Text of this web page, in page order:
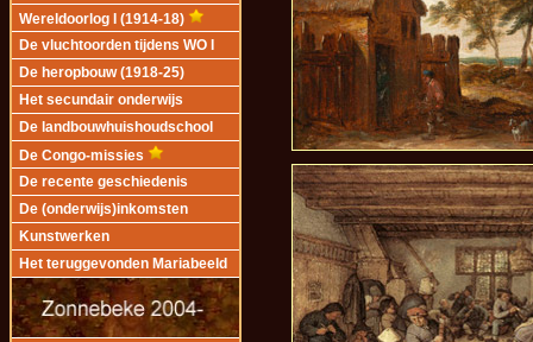
Wereldoorlog I (1914-18)
De vluchtoorden tijdens WO I
De heropbouw (1918-25)
Het secundair onderwijs
De landbouwhuishoudschool
De Congo-missies
De recente geschiedenis
De (onderwijs)inkomsten
Kunstwerken
Het teruggevonden Mariabeeld